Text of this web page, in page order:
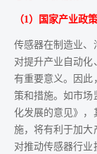
（1）国家产业政
传感器在制造业、
对提升产业自动
有重要意义。因此
策和措施。如市场
化发展的意见》，
施，将有利于加大
对推动传感器行